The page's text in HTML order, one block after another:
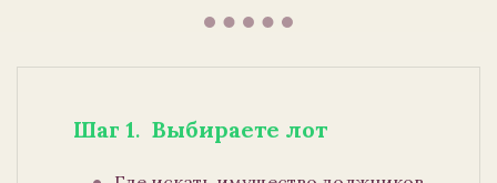
Шаг 1. Выбираете лот